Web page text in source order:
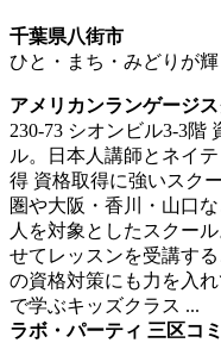
千葉県八街市
ひと・まち・みどりが
アメリカンランゲージ
230-73 シオンビル3-3階
ル。日本人講師とネイ
得 資格取得に強いスク
圏や大阪・香川・山口
人を対象としたスクー
せてレッスンを受講す
の資格対策にも力を入
で学ぶキッズクラス ...
ラボ・パーティ 三区コ